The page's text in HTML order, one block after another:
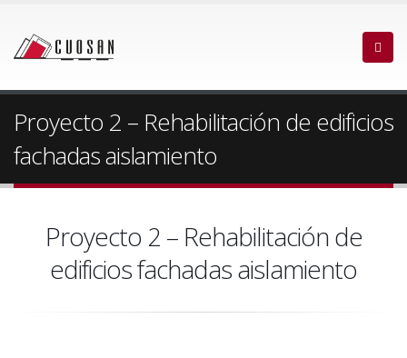
Proyecto 2 – Rehabilitación de edificios
fachadas aislamiento
Proyecto 2 – Rehabilitación de
edificios fachadas aislamiento